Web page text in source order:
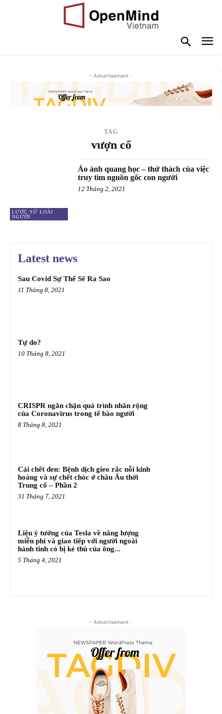
- Advertisement -
TAG
vượn cổ
LƯỢC SỬ LOÀI
NGƯỜI
Ảo ảnh quang học – thử thách của việc
truy tìm nguồn gốc con người
12 Tháng 2, 2021
Latest news
Sau Covid Sự Thể Sẽ Ra Sao
11 Tháng 8, 2021
Tự do?
10 Tháng 8, 2021
CRISPR ngăn chặn quá trình nhân rộng
của Coronavirus trong tế bào người
8 Tháng 8, 2021
Cái chết đen: Bệnh dịch gieo rắc nỗi kinh
hoàng và sự chết chóc ở châu Âu thời
Trung cổ – Phần 2
31 Tháng 7, 2021
Liệu ý tưởng của Tesla về năng lượng
miễn phí và giao tiếp với người ngoài
hành tinh có bị kẻ thù của ông...
5 Tháng 4, 2021
- Advertisement -